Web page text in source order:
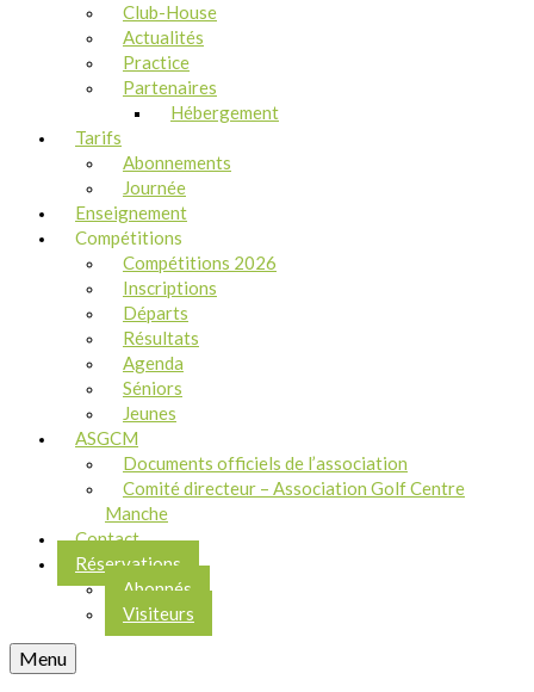
Club-House
Actualités
Practice
Partenaires
Hébergement
Tarifs
Abonnements
Journée
Enseignement
Compétitions
Compétitions 2026
Inscriptions
Départs
Résultats
Agenda
Séniors
Jeunes
ASGCM
Documents officiels de l’association
Comité directeur – Association Golf Centre
Manche
Contact
Réservations
Abonnés
Visiteurs
Menu